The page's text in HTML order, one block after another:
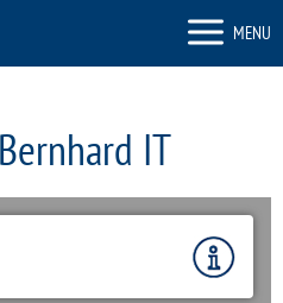
MENU
IT
ZURÜCK